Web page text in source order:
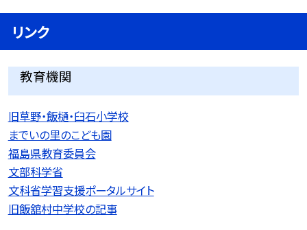
リンク
教育機関
旧草野・飯樋・臼石小学校
までいの里のこども園
福島県教育委員会
文部科学省
文科省学習支援ポータルサイト
旧飯舘村中学校の記事